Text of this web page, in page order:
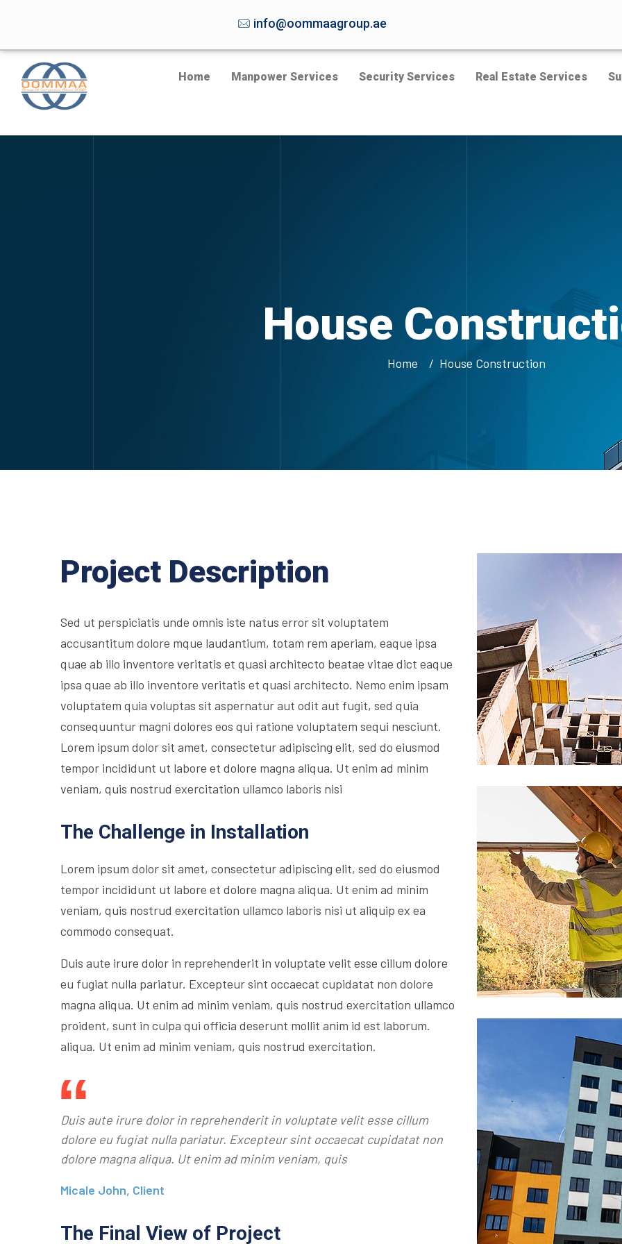
info@oommaagroup.ae
Home Manpower Services Security Services Real Estate Services
House
Home House Construction
Project Description
Sed ut perspiciatis unde omnis iste natus error sit voluptatem
accusantitum dolore mque laudantium, totam rem aperiam, eaque ipsa
quae ab illo inventore veritatis et quasi architecto beatae vitae dict eaque
ipsa quae ab illo inventore veritatis et quasi architecto. Nemo enim ipsam
voluptatem quia voluptas sit aspernatur aut odit aut fugit, sed quia
consequuntur magni dolores eos qui ratione voluptatem sequi nesciunt.
Lorem ipsum dolor sit amet, consectetur adipiscing elit, sed do eiusmod
tempor incididunt ut labore et dolore magna aliqua. Ut enim ad minim
veniam, quis nostrud exercitation ullamco laboris nisi
The Challenge in Installation
Lorem ipsum dolor sit amet, consectetur adipiscing elit, sed do eiusmod
tempor incididunt ut labore et dolore magna aliqua. Ut enim ad minim
veniam, quis nostrud exercitation ullamco laboris nisi ut aliquip ex ea
commodo consequat.
Duis aute irure dolor in reprehenderit in voluptate velit esse cillum dolore
eu fugiat nulla pariatur. Excepteur sint occaecat cupidatat non dolore
magna aliqua. Ut enim ad minim veniam, quis nostrud exercitation ullamco
proident, sunt in culpa qui officia deserunt mollit anim id est laborum.
aliqua. Ut enim ad minim veniam, quis nostrud exercitation.
Duis aute irure dolor in reprehenderit in voluptate velit esse cillum
dolore eu fugiat nulla pariatur. Excepteur sint occaecat cupidatat non
dolore magna aliqua. Ut enim ad minim veniam, quis
Micale John, Client
The Final View of Project